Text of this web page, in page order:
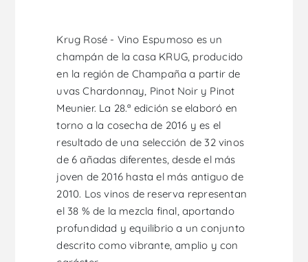
Krug Rosé - Vino Espumoso es un
champán de la casa KRUG, producido
en la región de Champaña a partir de
uvas Chardonnay, Pinot Noir y Pinot
Meunier. La 28.ª edición se elaboró en
torno a la cosecha de 2016 y es el
resultado de una selección de 32 vinos
de 6 añadas diferentes, desde el más
joven de 2016 hasta el más antiguo de
2010. Los vinos de reserva representan
el 38 % de la mezcla final, aportando
profundidad y equilibrio a un conjunto
descrito como vibrante, amplio y con